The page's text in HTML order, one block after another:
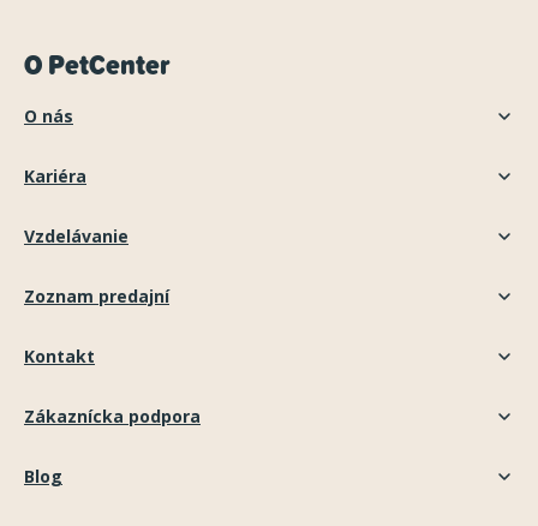
O PetCenter
O nás
Kariéra
Vzdelávanie
Zoznam predajní
Kontakt
Zákaznícka podpora
Blog